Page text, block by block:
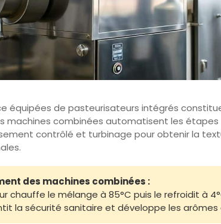
équipées de pasteurisateurs intégrés
machines combinées automatisent les
contrôlé et turbinage pour obtenir la
des machines combinées :
chauffe le mélange à 85°C puis le refroidit à
la sécurité sanitaire et développe les arômes